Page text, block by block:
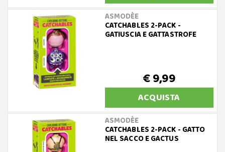
ASMODÈE
CATCHABLES 2-PACK -
GATIUSCIA E GATTASTROFE
€ 9,99
ACQUISTA
ASMODÈE
CATCHABLES 2-PACK - GATTO
NEL SACCO E GACTUS